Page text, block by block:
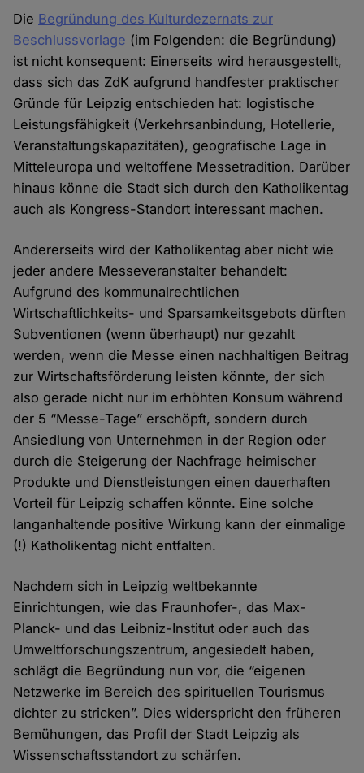
Die Begründung des Kulturdezernats zur
Beschlussvorlage (im Folgenden: die Begründung)
ist nicht konsequent: Einerseits wird herausgestellt,
dass sich das ZdK aufgrund handfester praktischer
Gründe für Leipzig entschieden hat: logistische
Leistungsfähigkeit (Verkehrsanbindung, Hotellerie,
Veranstaltungskapazitäten), geografische Lage in
Mitteleuropa und weltoffene Messetradition. Darüber
hinaus könne die Stadt sich durch den Katholikentag
auch als Kongress-Standort interessant machen.
Andererseits wird der Katholikentag aber nicht wie
jeder andere Messeveranstalter behandelt:
Aufgrund des kommunalrechtlichen
Wirtschaftlichkeits- und Sparsamkeitsgebots dürften
Subventionen (wenn überhaupt) nur gezahlt
werden, wenn die Messe einen nachhaltigen Beitrag
zur Wirtschaftsförderung leisten könnte, der sich
also gerade nicht nur im erhöhten Konsum während
der 5 “Messe-Tage” erschöpft, sondern durch
Ansiedlung von Unternehmen in der Region oder
durch die Steigerung der Nachfrage heimischer
Produkte und Dienstleistungen einen dauerhaften
Vorteil für Leipzig schaffen könnte. Eine solche
langanhaltende positive Wirkung kann der einmalige
(!) Katholikentag nicht entfalten.
Nachdem sich in Leipzig weltbekannte
Einrichtungen, wie das Fraunhofer-, das Max-
Planck- und das Leibniz-Institut oder auch das
Umweltforschungszentrum, angesiedelt haben,
schlägt die Begründung nun vor, die “eigenen
Netzwerke im Bereich des spirituellen Tourismus
dichter zu stricken”. Dies widerspricht den früheren
Bemühungen, das Profil der Stadt Leipzig als
Wissenschaftsstandort zu schärfen.